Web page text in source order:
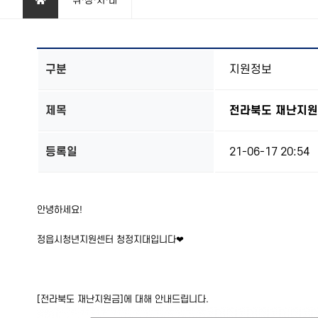
구분 지원정보
제목 전라북도 재난지
등록일 21-06-17 20:54
안녕하세요!
정읍시청년지원센터 청정지대입니다❤
[전라북도 재난지원금]에 대해 안내드립니다.